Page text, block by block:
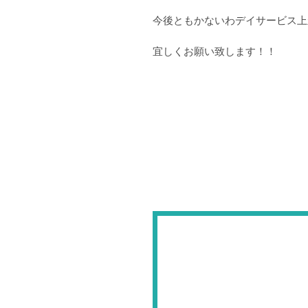
今後ともかないわデイサービス
宜しくお願い致します！！